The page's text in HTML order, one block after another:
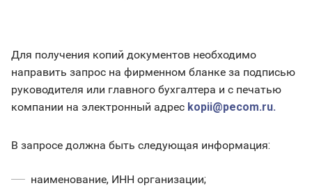
Для получения копий документов необходимо
направить запрос на фирменном бланке за подписью
руководителя или главного бухгалтера и с печатью
компании на электронный адрес kopii@pecom.ru.
В запросе должна быть следующая информация:
наименование, ИНН организации;